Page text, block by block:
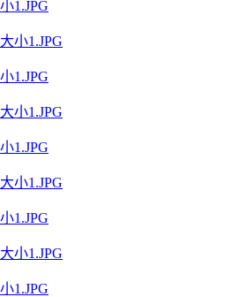
1.JPG
1.JPG
1.JPG
1.JPG
1.JPG